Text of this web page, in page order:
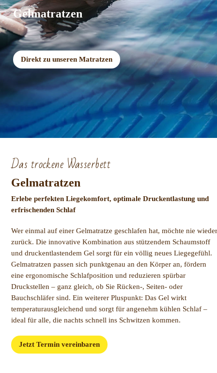
Gelmatratzen
Direkt zu unseren Matratzen
Das trockene Wasserbett
Gelmatratzen
Erlebe perfekten Liegekomfort, optimale Druckentlastung und
erfrischenden Schlaf
Wer einmal auf einer Gelmatratze geschlafen hat, möchte nie wieder
zurück. Die innovative Kombination aus stützendem Schaumstoff
und druckentlastendem Gel sorgt für ein völlig neues Liegegefühl.
Gelmatratzen passen sich punktgenau an den Körper an, fördern
eine ergonomische Schlafposition und reduzieren spürbar
Druckstellen – ganz gleich, ob Sie Rücken-, Seiten- oder
Bauchschläfer sind. Ein weiterer Pluspunkt: Das Gel wirkt
temperaturausgleichend und sorgt für angenehm kühlen Schlaf –
ideal für alle, die nachts schnell ins Schwitzen kommen.
Jetzt Termin vereinbaren